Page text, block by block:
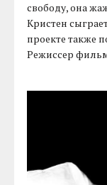
свободу, она
Кристен
проекте также
Режиссер